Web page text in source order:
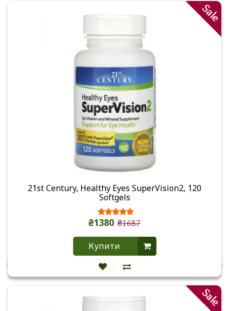
Sale
21st Century, Healthy Eyes SuperVision2, 120
Softgels
₴1380 ₴1687
Купити
Sale